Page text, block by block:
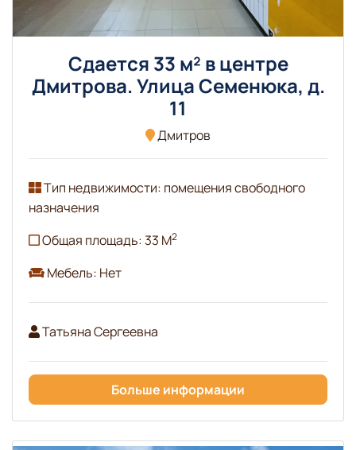
Сдается 33 м² в центре
Дмитрова. Улица Семенюка, д.
11
Дмитров
Тип недвижимости: помещения свободного
назначения
Общая площадь: 33 М2
Мебель: Нет
Татьяна Сергеевна
Больше информации